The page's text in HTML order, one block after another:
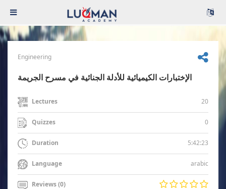
Engineering
الإختبارات الكيميائية للأدلة الجنائية في مسرح الجريمة
Lectures 20
Quizzes 0
Duration 5:42:23
Language arabic
Reviews (0)